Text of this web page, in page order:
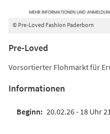
© Pre-Loved Fashion Paderborn
Pre-Loved
Vorsortierter Flohmarkt für
Informationen
20.02.26 - 18 Uhr